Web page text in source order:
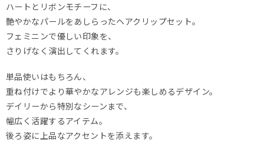
ハートとリボンモチーフに、
艶やかなパールをあしらったヘアクリップセット。
フェミニンで優しい印象を、
さりげなく演出してくれます。
単品使いはもちろん、
重ね付けでより華やかなアレンジも楽しめるデザイン。
デイリーから特別なシーンまで、
幅広く活躍するアイテム。
後ろ姿に上品なアクセントを添えます。